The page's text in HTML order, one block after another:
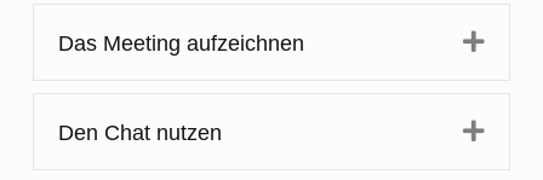
Das Meeting aufzeichnen
Den Chat nutzen